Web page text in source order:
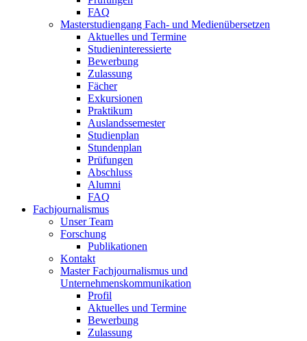
FAQ
Masterstudiengang Fach- und Medienübersetzen
Aktuelles und Termine
Studieninteressierte
Bewerbung
Zulassung
Fächer
Exkursionen
Praktikum
Auslandssemester
Studienplan
Stundenplan
Prüfungen
Abschluss
Alumni
FAQ
Fachjournalismus
Unser Team
Forschung
Publikationen
Kontakt
Master Fachjournalismus und
Unternehmenskommunikation
Profil
Aktuelles und Termine
Bewerbung
Zulassung